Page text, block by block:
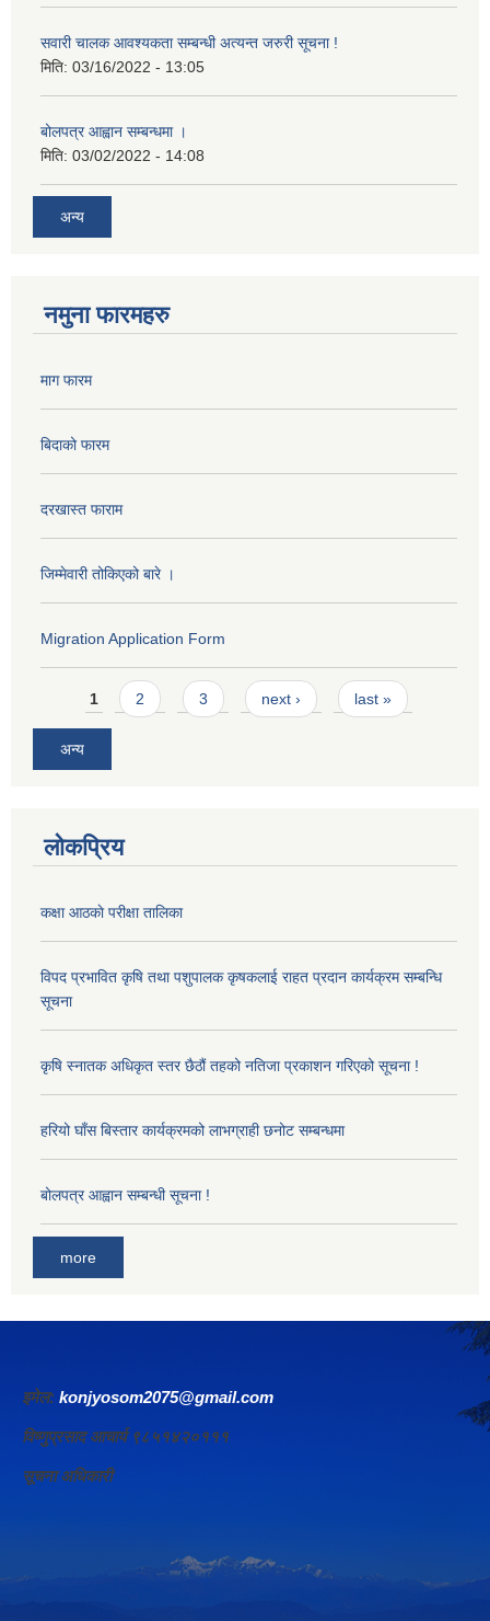
सवारी चालक आवश्यकता सम्बन्धी अत्यन्त जरुरी सूचना !
मिति: 03/16/2022 - 13:05
बोलपत्र आह्वान सम्बन्धमा ।
मिति: 03/02/2022 - 14:08
अन्य
नमुना फारमहरु
माग फारम
बिदाको फारम
दरखास्त फाराम
जिम्मेवारी तोकिएको बारे ।
Migration Application Form
Pages
1 2 3 next › last »
अन्य
लोकप्रिय
कक्षा आठकाे परीक्षा तालिका
विपद प्रभावित कृषि तथा पशुपालक कृषकलाई राहत प्रदान कार्यक्रम सम्बन्धि
सूचना
कृषि स्नातक अधिकृत स्तर छैठौं तहको नतिजा प्रकाशन गरिएको सूचना !
हरियो घाँस बिस्तार कार्यक्रमको लाभग्राही छनोट सम्बन्धमा
बोलपत्र आह्वान सम्बन्धी सूचना !
more
इमेल: konjyosom2075@gmail.com
विष्णुप्रसाद आचार्य ९८५१४२०१११
सूचना अधिकारी